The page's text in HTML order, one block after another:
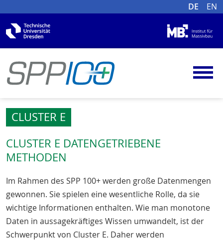
DE EN
CLUSTER E
CLUSTER E DATENGETRIEBENE
METHODEN
Im Rahmen des SPP 100+ werden große Datenmengen
gewonnen. Sie spielen eine wesentliche Rolle, da sie
wichtige Informationen enthalten. Wie man monotone
Daten in aussagekräftiges Wissen umwandelt, ist der
Schwerpunkt von Cluster E. Daher werden